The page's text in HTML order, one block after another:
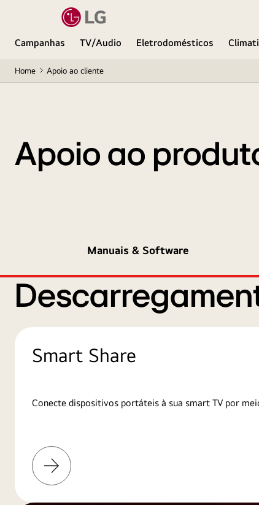
Campanhas TV/Audio Eletrodomésticos
Home Apoio ao cliente
Apoio ao
Manuais & Software
Smart Share
Conecte dispositivos portáteis à sua smart TV por
Saiba
mais